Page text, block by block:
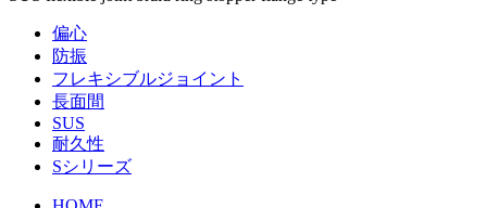
偏心
防振
フレキシブルジョイント
長面間
SUS
耐久性
Sシリーズ